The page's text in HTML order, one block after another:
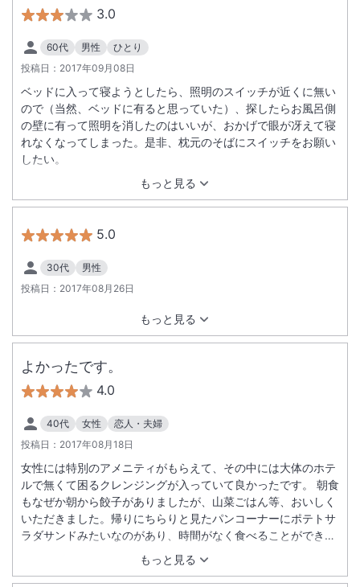
3.0
60代 男性
ひとり
投稿日： 2017年09月08日
もっと見る
ベッドに入って寝ようとしたら、照明のスイッチが近くに無い
ので（当然、ベッドに有ると思っていた）、探したらお風呂側
の壁に有って照明を消したのはいいが、おかげで眼が冴えて寝
れなくなってしまった。是非、枕元のそばにスイッチをお願い
したい。
5.0
30代
男性
投稿日： 2017年08月26日
もっと見る
よかったです。
4.0
40代 女性
恋人・夫婦
投稿日： 2017年08月18日
もっと見る
女性には特別のアメニティがもらえて、その中には大体のホテ
ルで無くて困るクレンジングが入っていて良かったです。 朝食
もなぜか朝から餃子がありましたが、山菜ごはん等、おいしく
いただきました。帰りにちらりと見たパンコーナーにポテトサ
ラダサンドみたいなのがあり、時間がなく食べることができな
かったのが残念でした。 朝食の開始時間（７：００）がもうち
ょっと早くなるといいなと思いました。 部屋に、荷物置き場は